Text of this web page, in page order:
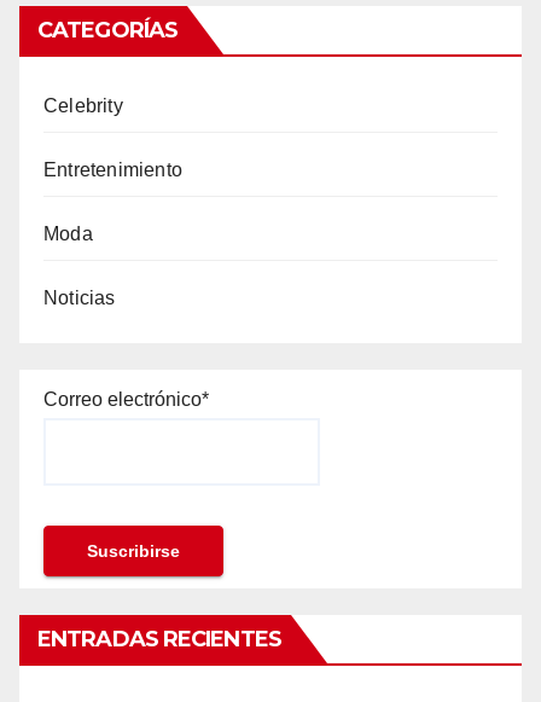
CATEGORÍAS
Celebrity
Entretenimiento
Moda
Noticias
Correo electrónico*
ENTRADAS RECIENTES